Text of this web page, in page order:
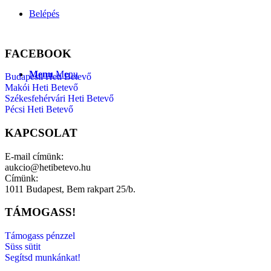
Belépés
Menu Menu
FACEBOOK
Budapesti Heti Betevő
Makói Heti Betevő
Székesfehérvári Heti Betevő
Pécsi Heti Betevő
KAPCSOLAT
E-mail címünk:
aukcio@hetibetevo.hu
Címünk:
1011 Budapest, Bem rakpart 25/b.
TÁMOGASS!
Támogass pénzzel
Süss sütit
Segítsd munkánkat!